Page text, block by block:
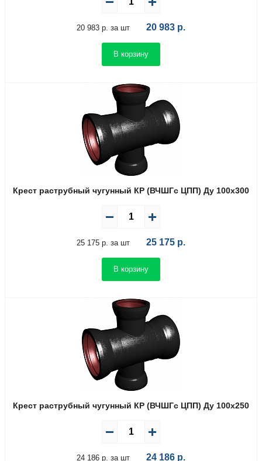
20 983 р. за шт 20 983 р.
В корзину
Крест раструбный чугунный КР (ВЧШГс ЦПП) Ду 100х300
25 175 р. за шт 25 175 р.
В корзину
Крест раструбный чугунный КР (ВЧШГс ЦПП) Ду 100х250
24 186 р. за шт 24 186 р.